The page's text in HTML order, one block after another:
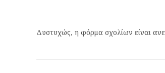
Δυστυχώς, η φόρμα σχολίων είναι